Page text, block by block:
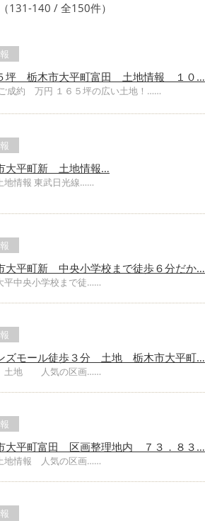
131-140 / 全150件）
坪 栃木市大平町富田 土地情報 １０…
成約 万円 １６５坪の広い土地！……
大平町新 土地情報…
情報 東武日光線……
平町新 中央小学校まで徒歩６分だか…
中央小学校まで徒……
ズモール徒歩３分 土地 栃木市大平町…
土地 人気の区画……
大平町富田 区画整理地内 ７３．８３…
地情報 人気の区画……